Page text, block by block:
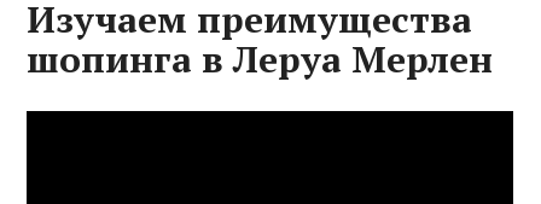
Изучаем преимущества
шопинга в Леруа Мерлен